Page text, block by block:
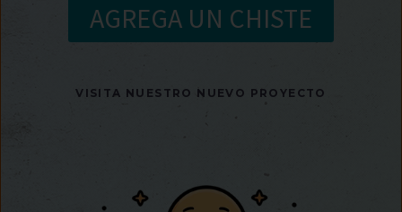
AGREGA UN CHISTE
VISITA NUESTRO NUEVO PROYECTO